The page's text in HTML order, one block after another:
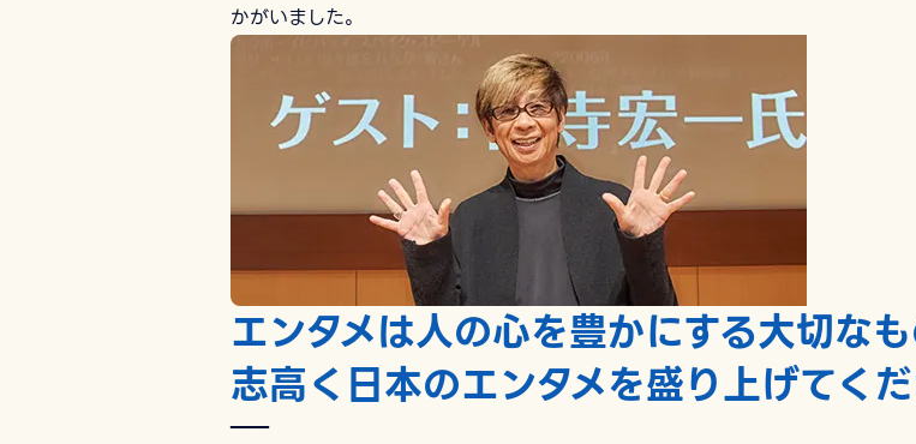
かがいました。
エンタメは人の心を豊かにする大切なも
志高く日本のエンタメを盛り上げてくだ
――